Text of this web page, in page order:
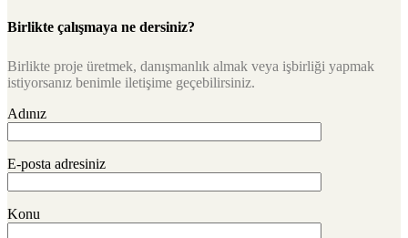
Birlikte çalışmaya ne dersiniz?
Birlikte proje üretmek, danışmanlık almak veya işbirliği yapmak
istiyorsanız benimle iletişime geçebilirsiniz.
Adınız
E-posta adresiniz
Konu